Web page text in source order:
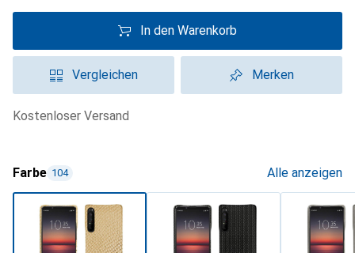
In den Warenkorb
Vergleichen Merken
kostenloser Versand
Farbe 104 Alle anzeigen